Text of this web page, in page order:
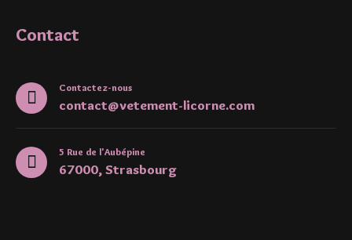
Contact
Contactez-nous
contact@vetement-licorne.com
5 Rue de l'Aubépine
67000, Strasbourg